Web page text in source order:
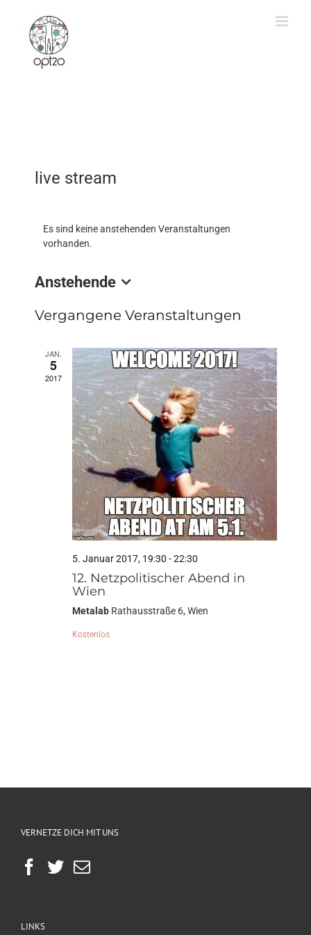
springen
live stream
Es sind keine anstehenden Veranstaltungen
vorhanden.
Anstehende
wählen.
Vergangene Veranstaltungen
JAN.
5
2017
5. Januar 2017, 19:30 -22:30
12. Netzpolitischer Abend in
Wien
Metalab Rathausstraße 6, Wien
Kostenlos
VERNETZE DICH MIT UNS
LINKS